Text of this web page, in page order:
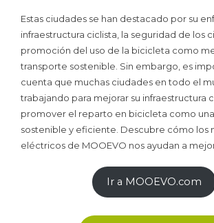
Estas ciudades se han destacado por su
infraestructura ciclista, la seguridad de los
promoción del uso de la bicicleta como
transporte sostenible. Sin embargo, es
cuenta que muchas ciudades en todo el
trabajando para mejorar su infraestructura
promover el reparto en bicicleta como
sostenible y eficiente. Descubre cómo los
eléctricos de MOOEVO nos ayudan a
Ir a MOOEVO.com